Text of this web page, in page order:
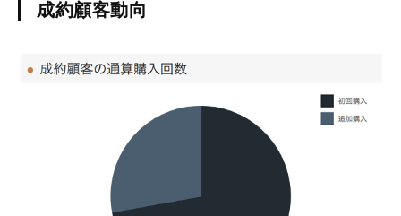
成約顧客動向